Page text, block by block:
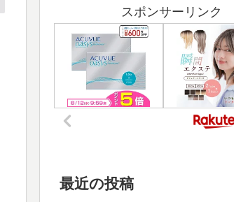
スポンサーリンク
最近の投稿